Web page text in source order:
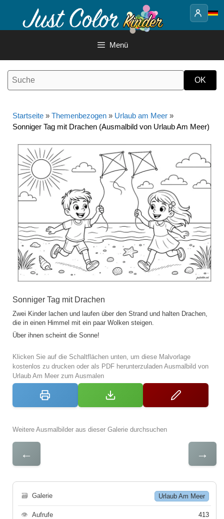
Inhalt
Menü
Startseite » Themenbezogen » Urlaub am Meer »
Sonniger Tag mit Drachen (Ausmalbild von Urlaub Am Meer)
Sonniger Tag mit Drachen
Zwei Kinder lachen und laufen über den Strand und halten Drachen,
die in einen Himmel mit ein paar Wolken steigen.
Über ihnen scheint die Sonne!
Klicken Sie auf die Schaltflächen unten, um diese Malvorlage
kostenlos zu drucken oder als PDF herunterzuladen Ausmalbild von
Urlaub Am Meer zum Ausmalen
Weitere Ausmalbilder aus dieser Galerie durchsuchen
← →
🗃 Galerie Urlaub Am Meer
👁 Aufrufe 413